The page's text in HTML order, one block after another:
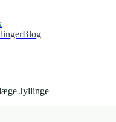
Blog
Jyllinge